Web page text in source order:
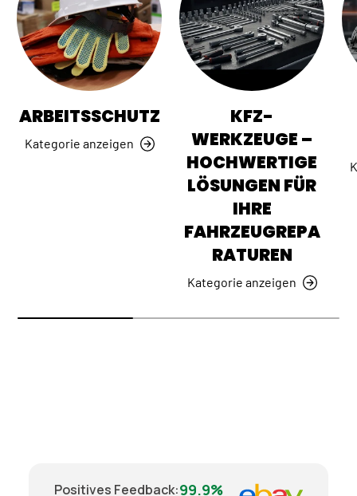
ARBEITSSCHUTZ
Kategorie anzeigen
KFZ-
WERKZEUGE –
HOCHWERTIGE
LÖSUNGEN FÜR
IHRE
FAHRZEUGREPA
RATUREN
Kategorie anzeigen
Positives Feedback:99.9%